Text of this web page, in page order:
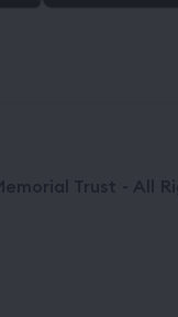
Trust - All